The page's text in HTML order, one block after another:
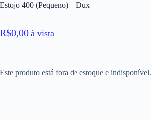
Estojo 400 (Pequeno) – Dux
R$0,00 à vista
Este produto está fora de estoque e indisponível.